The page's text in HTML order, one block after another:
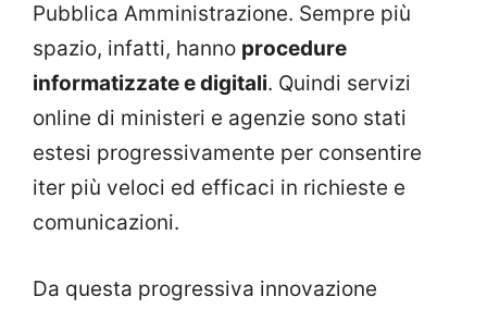
Pubblica Amministrazione. Sempre più
spazio, infatti, hanno procedure
informatizzate e digitali. Quindi servizi
online di ministeri e agenzie sono stati
estesi progressivamente per consentire
iter più veloci ed efficaci in richieste e
comunicazioni.
Da questa progressiva innovazione